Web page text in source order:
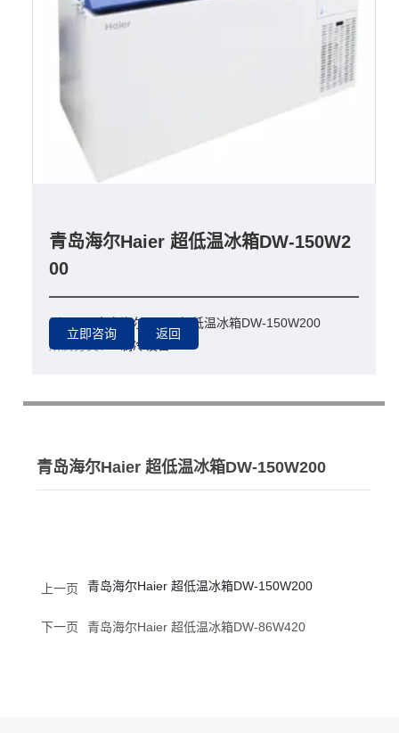
青岛海尔Haier 超低温冰箱DW-150W2
00
型号：
青岛海尔Haier 超低温冰箱DW-150W200
所属分类：
制冷设备
青岛海尔Haier 超低温冰箱DW-150W200
上一页 青岛海尔Haier 超低温冰箱DW-150W200
下一页 青岛海尔Haier 超低温冰箱DW-86W420